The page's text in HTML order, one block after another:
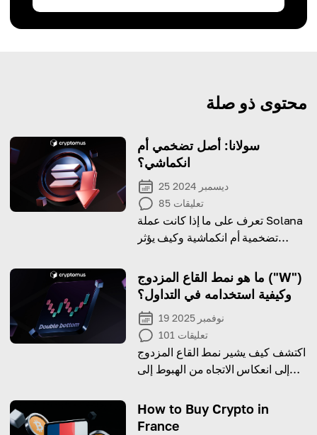
محتوى ذو صلة
سولانا: أصل تضخمي أم
انكماشي؟
25 ديسمبر 2024
85 تعليقات
تعرف على ما إذا كانت عملة Solana
تضخمية أم انكماشية وكيف يؤثر
ما هو نمط القاع المزدوج ("W")
وكيفية استخدامه في التداول؟
19 نوفمبر 2025
101 تعليقات
اكتشف كيف يشير نمط القاع المزدوج
إلى انعكاس الاتجاه من الهبوط إلى
How to Buy Crypto in
France